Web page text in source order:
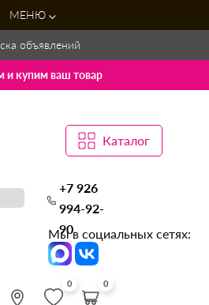
МЕНЮ
объявлений
и купим ваш товар
Каталог
+7 926
994-92-
90
Мы в социальных сетях:
0 0